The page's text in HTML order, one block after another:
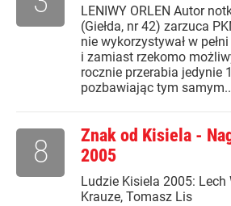
LENIWY ORLEN Autor
(Giełda, nr 42) zarzuca
nie wykorzystywał w
i zamiast rzekomo
rocznie przerabia jedynie
pozbawiając tym
Znak od Kisiela -
2005
Ludzie Kisiela 2005: Lech
Krauze, Tomasz Lis
8